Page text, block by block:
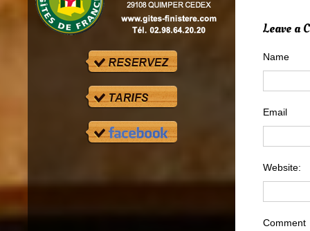
Leave a
Name
Email
Website:
Comment